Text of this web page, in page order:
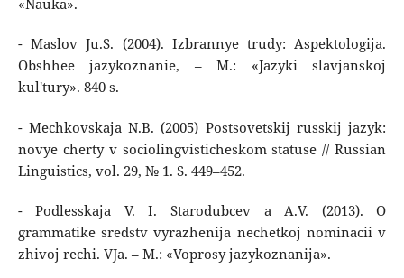
«Nauka».
- Maslov Ju.S. (2004). Izbrannye trudy: Aspektologija.
Obshhee jazykoznanie, – M.: «Jazyki slavjanskoj
kul'tury». 840 s.
- Mechkovskaja N.B. (2005) Postsovetskij russkij jazyk:
novye cherty v sociolingvisticheskom statuse // Russian
Linguistics, vol. 29, № 1. S. 449–452.
- Podlesskaja V. I. Starodubcev a A.V. (2013). O
grammatike sredstv vyrazhenija nechetkoj nominacii v
zhivoj rechi. VJa. – M.: «Voprosy jazykoznanija».